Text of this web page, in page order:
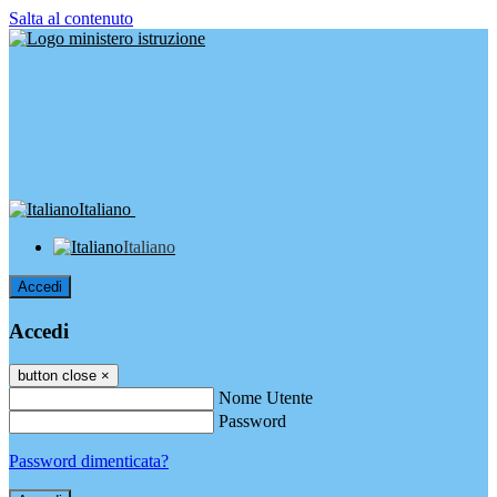
Salta al contenuto
Italiano
Italiano
Accedi
Accedi
button close ×
Nome Utente
Password
Password dimenticata?